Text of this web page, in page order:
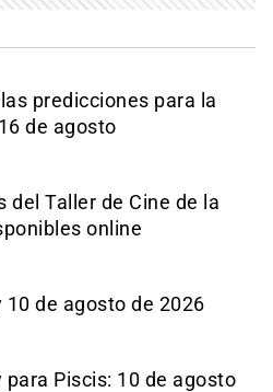
predicciones para la
de agosto
del Taller de Cine de la
online
10 de agosto de 2026
para Piscis: 10 de agosto